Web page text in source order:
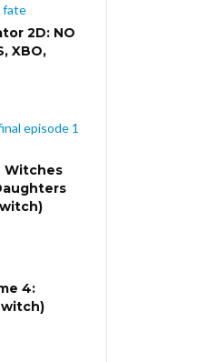
2D: NO
XBO,
Witches
4: